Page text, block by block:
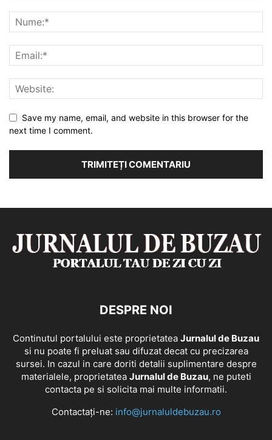
Save my name, email, and website in this browser for the
next time I comment.
DESPRE NOI
Continutul portalului este proprietatea Jurnalul de Buzau
si nu poate fi preluat sau difuzat decat cu precizarea
sursei. In cazul in care doriti detalii suplimentare despre
materialele, proprietatea Jurnalul de Buzau, ne puteti
contacta pe si solicita mai multe informatii.
Contactați-ne: info@jurnaluldebuzau.ro